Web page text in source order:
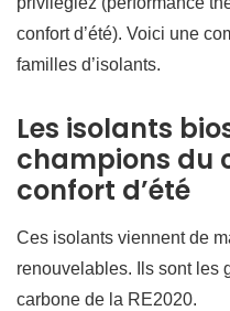
confort d’été). Voici une
familles d’isolants.
Les isolants
champions du
confort d’été
Ces isolants viennent de
renouvelables. Ils sont les
carbone de la RE2020.